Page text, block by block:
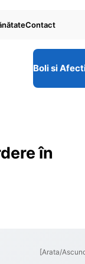
Contact
Boli si
în
[Arata/